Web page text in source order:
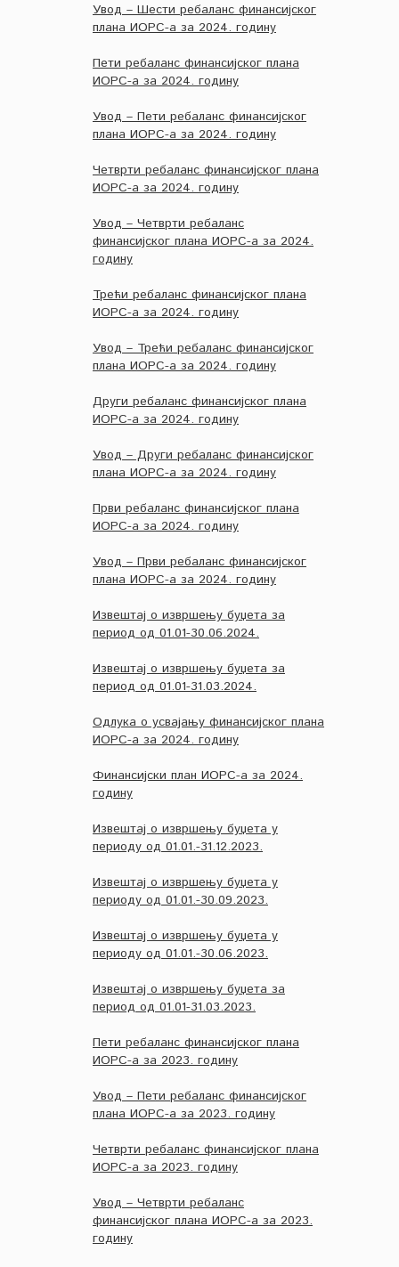
Увод – Шести ребаланс финансијског
плана ИОРС-а за 2024. годину
Пети ребаланс финансијског плана
ИОРС-а за 2024. годину
Увод – Пети ребаланс финансијског
плана ИОРС-а за 2024. годину
Четврти ребаланс финансијског плана
ИОРС-а за 2024. годину
Увод – Четврти ребаланс
финансијског плана ИОРС-а за 2024.
годину
Трећи ребаланс финансијског плана
ИОРС-а за 2024. годину
Увод – Трећи ребаланс финансијског
плана ИОРС-а за 2024. годину
Други ребаланс финансијског плана
ИОРС-а за 2024. годину
Увод – Други ребаланс финансијског
плана ИОРС-а за 2024. годину
Први ребаланс финансијског плана
ИОРС-а за 2024. годину
Увод – Први ребаланс финансијског
плана ИОРС-а за 2024. годину
Извештај о извршењу буџета за
период од 01.01-30.06.2024.
Извештај о извршењу буџета за
период од 01.01-31.03.2024.
Одлука о усвајању финансијског плана
ИОРС-а за 2024. годину
Финансијски план ИОРС-а за 2024.
годину
Извештај о извршењу буџета у
периоду од 01.01.-31.12.2023.
Извештај о извршењу буџета у
периоду од 01.01.-30.09.2023.
Извештај о извршењу буџета у
периоду од 01.01.-30.06.2023.
Извештај о извршењу буџета за
период од 01.01-31.03.2023.
Пети ребаланс финансијског плана
ИОРС-а за 2023. годину
Увод – Пети ребаланс финансијског
плана ИОРС-а за 2023. годину
Четврти ребаланс финансијског плана
ИОРС-а за 2023. годину
Увод – Четврти ребаланс
финансијског плана ИОРС-а за 2023.
годину